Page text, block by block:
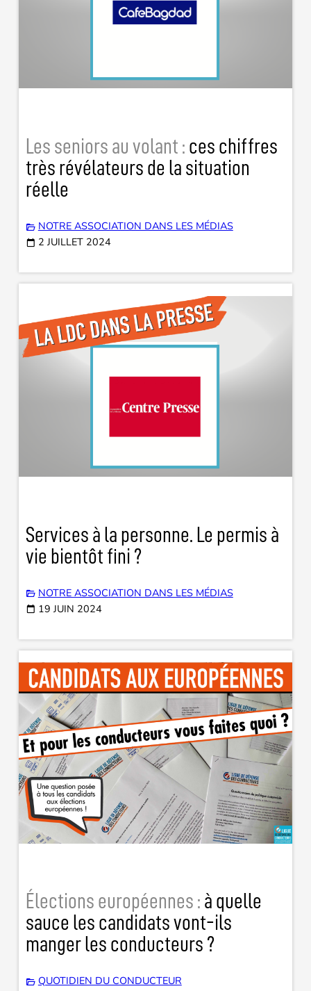
Les seniors au volant : ces chiffres
très révélateurs de la situation
réelle
NOTRE ASSOCIATION DANS LES MÉDIAS
2 JUILLET 2024
Services à la personne. Le permis à
vie bientôt fini ?
NOTRE ASSOCIATION DANS LES MÉDIAS
19 JUIN 2024
Élections européennes : à quelle
sauce les candidats vont-ils
manger les conducteurs ?
QUOTIDIEN DU CONDUCTEUR